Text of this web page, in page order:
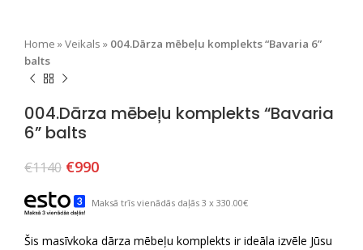
Home »Veikals » 004.Dārza mēbeļu komplekts “Bavaria 6”
balts
004.Dārza mēbeļu komplekts “Bavaria
6” balts
€1140 €990
Maksā trīs vienādās daļās 3 x 330.00€
Šis masīvkoka dārza mēbeļu komplekts ir ideāla izvēle Jūsu